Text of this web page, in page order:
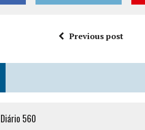
Previous post
Diário 560